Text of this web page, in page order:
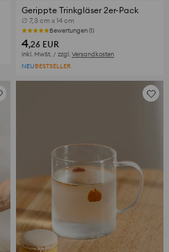
Gerippte Trinkgläser 2er-Pack
∅ 7,3 cm x 14 cm
Bewertungen (1)
4,26 EUR
inkl. MwSt. / zzgl. Versandkosten
NEUBESTSELLER